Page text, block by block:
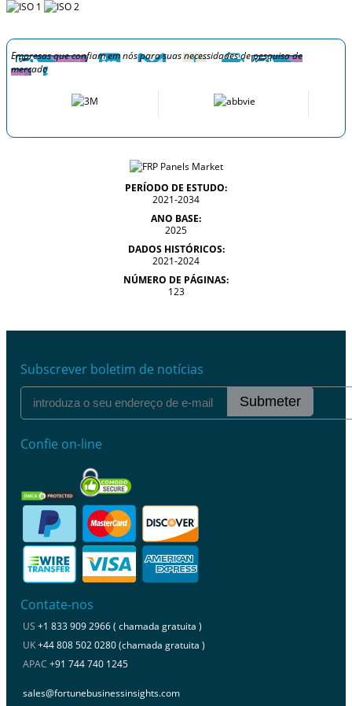
Empresas que confiam em nós para suas necessidades de pesquisa de
mercado
PERÍODO DE ESTUDO:
2021-2034
ANO BASE:
2025
DADOS HISTÓRICOS:
2021-2024
NÚMERO DE PÁGINAS:
123
Subscrever boletim de notícias
Submeter
Confie on-line
Contate-nos
US +1 833 909 2966 ( chamada gratuita )
UK+44 808 502 0280 (chamada gratuita )
APAC +91 744 740 1245
sales@fortunebusinessinsights.com